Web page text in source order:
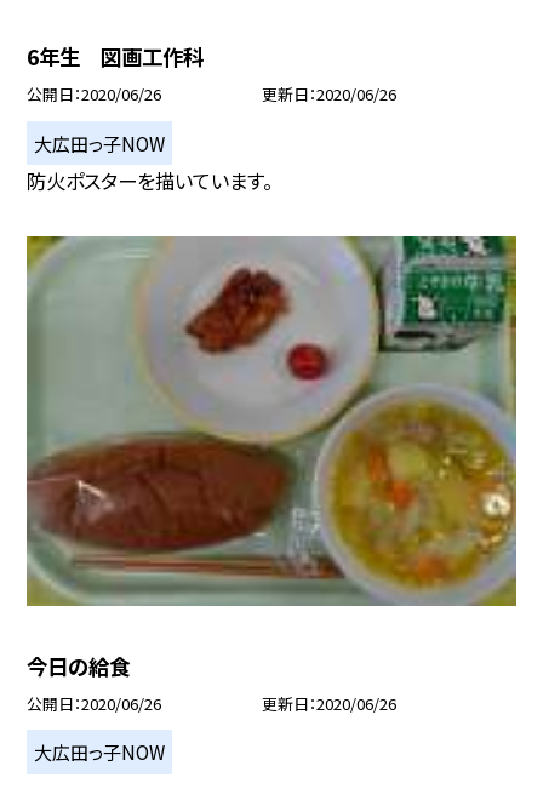
6年生 図画工作科
公開日 2020/06/26 更新日 2020/06/26
大広田っ子NOW
防火ポスターを描いています。
今日の給食
公開日 2020/06/26 更新日 2020/06/26
大広田っ子NOW